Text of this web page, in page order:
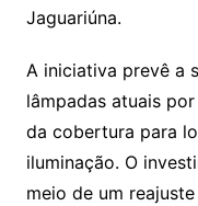
Jaguariúna.
A iniciativa prevê a
lâmpadas atuais
da cobertura para
iluminação. O
meio de um